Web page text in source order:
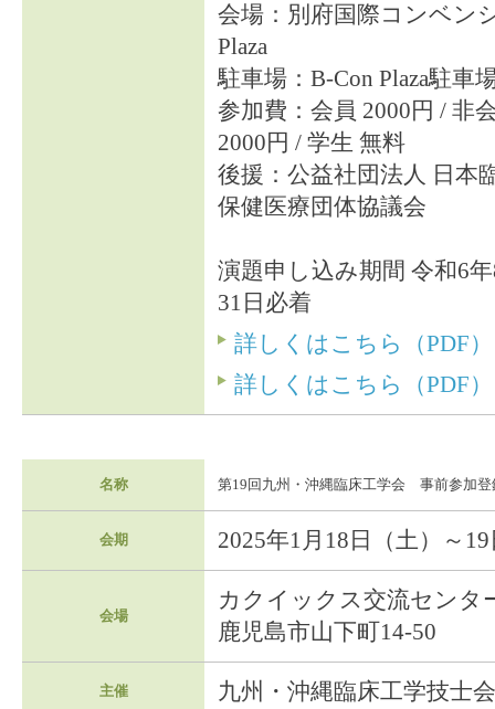
会場：別府国際コンベン
Plaza
駐車場：B-Con Plaza駐車
参加費：会員 2000円 / 非
2000円 / 学生 無料
後援：公益社団法人 日本
保健医療団体協議会
演題申し込み期間 令和6
31日必着
詳しくはこちら（PDF）
詳しくはこちら（PDF）
名称 第19回九州・沖縄臨床工学会 事前参加登
会期 2025年1月18日（土）～
会場
カクイックス交流センタ
鹿児島市山下町14-50
主催 九州・沖縄臨床工学技士会